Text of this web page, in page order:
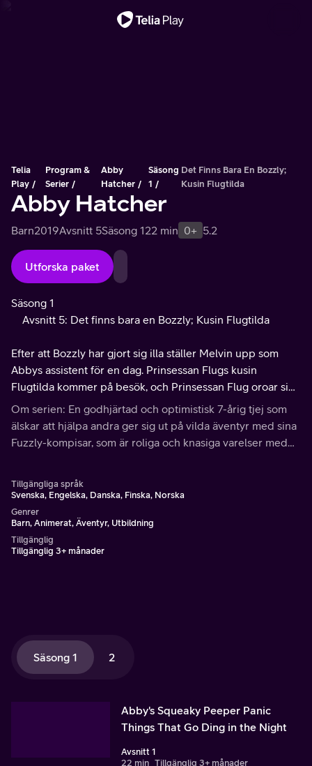
Telia
Play
Program &
Serier
Abby
Hatcher
Säsong
1
Det Finns Bara En Bozzly;
Kusin Flugtilda
Abby Hatcher
Barn2019Avsnitt 5Säsong 122 min 0+ 5.2
Utforska paket
Säsong 1
Avsnitt 5: Det finns bara en Bozzly; Kusin Flugtilda
Efter att Bozzly har gjort sig illa ställer Melvin upp som
Abbys assistent för en dag. Prinsessan Flugs kusin
Flugtilda kommer på besök, och Prinsessan Flug oroar sig
över att alla ska gilla hennes kusin mer än henne.
Om serien: En godhjärtad och optimistisk 7-årig tjej som
älskar att hjälpa andra ger sig ut på vilda äventyr med sina
Fuzzly-kompisar, som är roliga och knasiga varelser med
Tillgängliga språk
Svenska, Engelska, Danska, Finska, Norska
Genrer
Barn, Animerat, Äventyr, Utbildning
Tillgänglig
Tillgänglig 3+ månader
Säsong 1 2
Abby's Squeaky Peeper Panic
Things That Go Ding in the Night
Avsnitt 1
22 min Tillgänglig 3+ månader